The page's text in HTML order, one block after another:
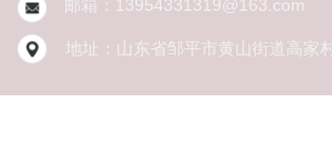
邮箱：13954331319@163.com
地址：山东省邹平市黄山街道高家村
联系我们